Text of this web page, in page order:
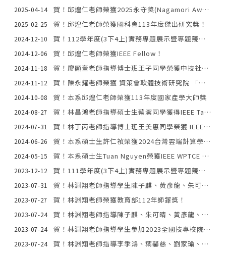
2025-04-14 賀！邱煌仁老師榮獲2025永守獎(Nagamori Awards)！
2025-02-25 賀！邱煌仁老師榮獲國科會113年度傑出研究獎！
2024-12-10 賀！112學年度(3下4上)實務專題展示暨專題競賽得獎隊伍
2024-12-06 賀！邱煌仁老師榮獲IEEE Fellow！
2024-11-18 賀！廖顯奎老師指導博士班王子同學榮獲中技社CTCI研究獎學金！
2024-11-12 賀！陳永耀老師榮獲 資策會軟體技術研究院 「前瞻技術獎」！
2024-10-08 賀！本系邱煌仁老師榮獲113年度國家產學大師獎
2024-08-27 賀！林昌鴻老師指導碩士生蔡潔同學獲得IEEE Taipei Section 112年碩博士論文獎
2024-07-31 賀！林丁丙老師指導博士班王美惠同學榮獲 IEEE iWEM 2024 論文佳作獎！
2024-06-26 賀！本系碩士生許仁禎榮獲2024台灣雲端計算學會碩士論文獎第三名
2024-05-15 賀！本系碩士生Tuan Nguyen榮獲IEEE WPTCE 2024最佳論文獎！
2023-12-12 賀！111學年度(3下4上)實務專題展示暨專題競賽得獎隊伍
2023-07-31 賀！林淵翔老師指導學生陳子麒、黃彥龍、朱可晴和吳昱辰榮獲2023旺宏金矽獎應用組銀獎。
2023-07-27 賀！林淵翔老師榮獲教育部112年師鐸獎！
2023-07-24 賀！林淵翔老師指導陳子麒、朱可晴、黃彥龍、吳昱辰等學生參加2023教育部智慧晶片系統應用創新專題實作競賽-智慧終端裝置榮獲金獎！
2023-07-24 賀！林淵翔老師指導學生參加2023全國技專校院專題製作競賽榮獲電機群第二名！
2023-07-24 賀！林淵翔老師指導李季鴻、葉馨慈、劉家瑜、黃紫汝等學生參加2023教育部智慧晶片系統應用創新專題實作競賽-智慧健康組榮獲佳作！